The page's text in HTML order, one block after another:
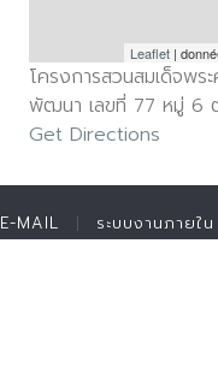
Leaflet|
โครงการสวนสมเด็จพร
พัฒนา เลขที่ 77 หมู่ 6 ต
Get Directions
E-MAIL ระบบงานภายใน